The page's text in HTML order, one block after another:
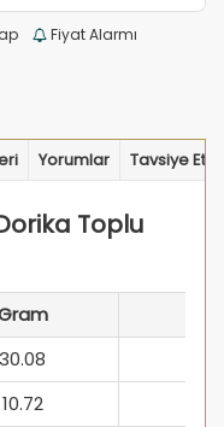
Fiyat Alarmı
Yorumlar Tavsiye Et
Toplu
30.08
10.72